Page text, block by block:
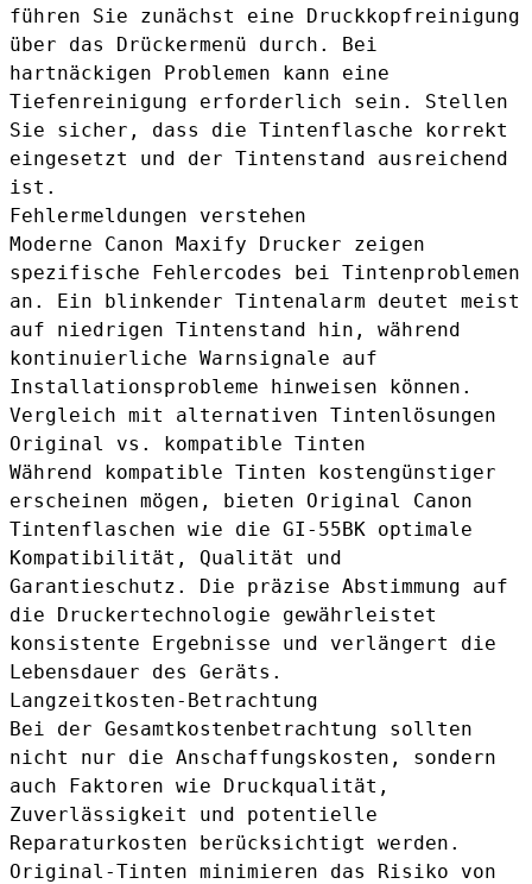
führen Sie zunächst eine Druckkopfreinigung
über das Drückermenü durch. Bei
hartnäckigen Problemen kann eine
Tiefenreinigung erforderlich sein. Stellen
Sie sicher, dass die Tintenflasche korrekt
eingesetzt und der Tintenstand ausreichend
ist.
Fehlermeldungen verstehen
Moderne Canon Maxify Drucker zeigen
spezifische Fehlercodes bei Tintenproblemen
an. Ein blinkender Tintenalarm deutet meist
auf niedrigen Tintenstand hin, während
kontinuierliche Warnsignale auf
Installationsprobleme hinweisen können.
Vergleich mit alternativen Tintenlösungen
Original vs. kompatible Tinten
Während kompatible Tinten kostengünstiger
erscheinen mögen, bieten Original Canon
Tintenflaschen wie die GI-55BK optimale
Kompatibilität, Qualität und
Garantieschutz. Die präzise Abstimmung auf
die Druckertechnologie gewährleistet
konsistente Ergebnisse und verlängert die
Lebensdauer des Geräts.
Langzeitkosten-Betrachtung
Bei der Gesamtkostenbetrachtung sollten
nicht nur die Anschaffungskosten, sondern
auch Faktoren wie Druckqualität,
Zuverlässigkeit und potentielle
Reparaturkosten berücksichtigt werden.
Original-Tinten minimieren das Risiko von